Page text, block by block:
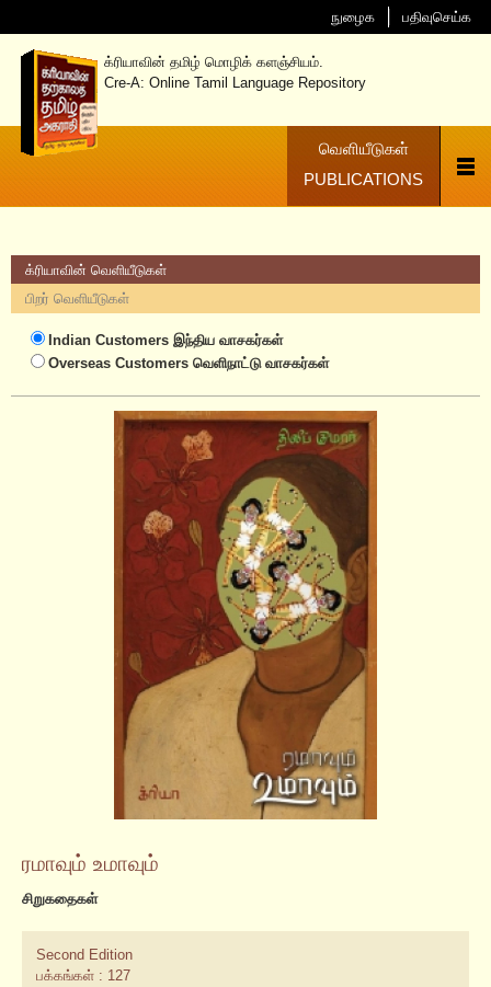
க்ரியாவின் தமிழ் மொழிக் களஞ்சியம்.
Cre-A: Online Tamil Language Repository
வெளியீடுகள்
PUBLICATIONS
நுழைக பதிவுசெய்க
க்ரியாவின் வெளியீடுகள்
பிறர் வெளியீடுகள்
Indian Customersஇந்திய வாசகர்கள்
Overseas Customersவெளிநாட்டு வாசகர்கள்
ரமாவும் உமாவும்
சிறுகதைகள்
Second Edition
பக்கங்கள் : 127